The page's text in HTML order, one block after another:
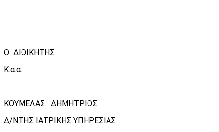
Ο ΔΙΟΙΚΗΤΗΣ
Κ.α.α.
ΚΟΥΜΕΛΑΣ ΔΗΜΗΤΡΙΟΣ
Δ/ΝΤΗΣ ΙΑΤΡΙΚΗΣ ΥΠΗΡΕΣΙΑΣ